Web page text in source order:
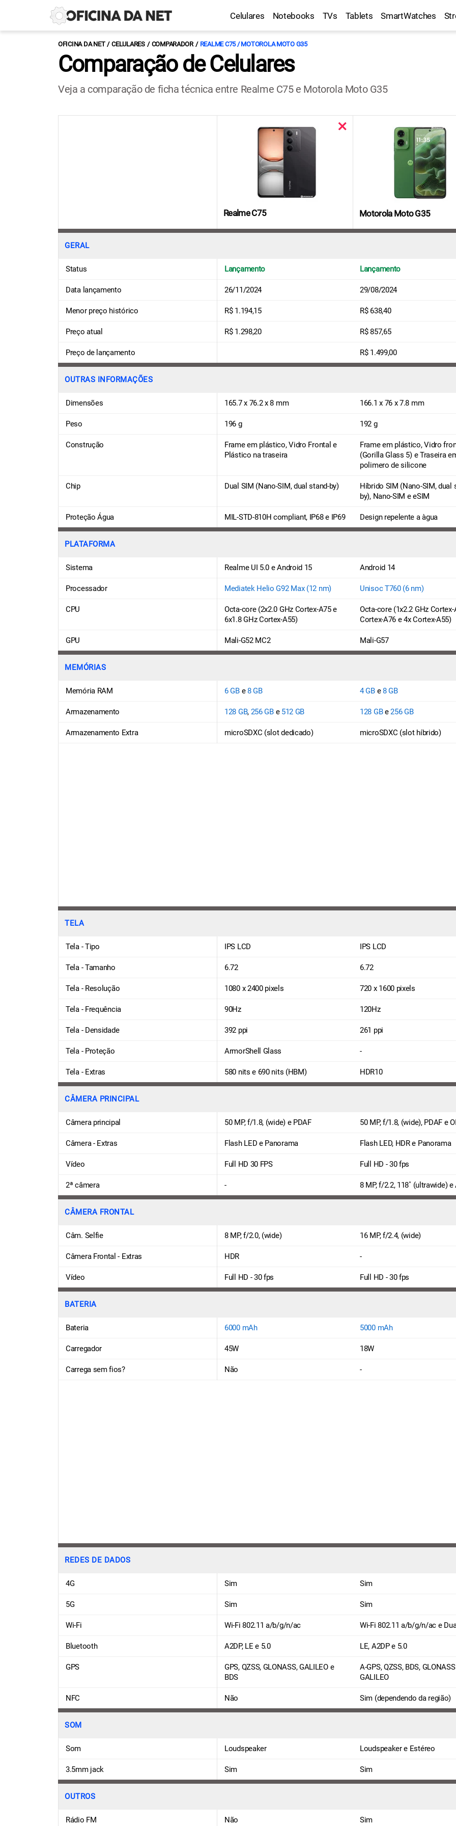
Celulares Notebooks TVs Tablets SmartWatches
OFICINA DA NET CELULARES COMPARADOR REALME C75 / MOTOROLA MOTO G35
Comparação de Celulares
Veja a comparação de ficha técnica entre Realme C75 e Motorola Moto G35
Realme C75 Motorola Moto G35
GERAL
Status Lançamento Lançamento
Data lançamento 26/11/2024 29/08/2024
Menor preço histórico R$ 1.194,15 R$ 638,40
Preço atual R$ 1.298,20 R$ 857,65
Preço de lançamento R$ 1.499,00
OUTRAS INFORMAÇÕES
Dimensões 165.7 x 76.2 x 8 mm 166.1 x 76 x 7.8 mm
Peso 196 g 192 g
Construção
Frame em plástico, Vidro Frontal e
Plástico na traseira
Frame em plástico, Vidro
(Gorilla Glass 5) e Traseira
polimero de silicone
Chip Dual SIM (Nano-SIM, dual stand-by)
Híbrido SIM (Nano-SIM, dual
by), Nano-SIM e eSIM
Proteção Água MIL-STD-810H compliant, IP68 e IP69 Design repelente a àgua
PLATAFORMA
Sistema Realme UI 5.0 e Android 15 Android 14
Processador Mediatek Helio G92 Max (12 nm) Unisoc T760 (6 nm)
CPU
Octa-core (2x2.0 GHz Cortex-A75 e
6x1.8 GHz Cortex-A55)
Octa-core (1x2.2 GHz Cortex-
Cortex-A76 e 4x Cortex-A55)
GPU Mali-G52 MC2 Mali-G57
MEMÓRIAS
Memória RAM 6 GBe 8 GB 4 GBe 8 GB
Armazenamento 128 GB, 256 GBe 512 GB 128 GBe256 GB
Armazenamento Extra microSDXC (slot dedicado) microSDXC (slot híbrido)
TELA
Tela - Tipo IPS LCD IPS LCD
Tela - Tamanho 6.72 6.72
Tela - Resolução 1080 x 2400 pixels 720 x 1600 pixels
Tela - Frequência 90Hz 120Hz
Tela - Densidade 392 ppi 261 ppi
Tela - Proteção ArmorShell Glass -
Tela - Extras 580 nits e 690 nits (HBM) HDR10
CÂMERA PRINCIPAL
Câmera principal 50 MP, f/1.8, (wide) e PDAF 50 MP, f/1.8, (wide), PDAF e
Câmera - Extras Flash LED e Panorama Flash LED, HDR e Panorama
Vídeo Full HD 30 FPS Full HD - 30 fps
2ª câmera - 8 MP, f/2.2, 118˚ (ultrawide) e
CÂMERA FRONTAL
Câm. Selfie 8 MP, f/2.0, (wide) 16 MP, f/2.4, (wide)
Câmera Frontal - Extras HDR -
Vídeo Full HD - 30 fps Full HD - 30 fps
BATERIA
Bateria 6000 mAh 5000 mAh
Carregador 45W 18W
Carrega sem fios? Não -
REDES DE DADOS
4G Sim Sim
5G Sim Sim
Wi-Fi Wi-Fi 802.11 a/b/g/n/ac Wi-Fi 802.11 a/b/g/n/ac e
Bluetooth A2DP, LE e 5.0 LE, A2DP e 5.0
GPS
GPS, QZSS, GLONASS, GALILEO e
BDS
A-GPS, QZSS, BDS,
GALILEO
NFC Não Sim (dependendo da região)
SOM
Som Loudspeaker Loudspeaker e Estéreo
3.5mm jack Sim Sim
OUTROS
Rádio FM Não Sim